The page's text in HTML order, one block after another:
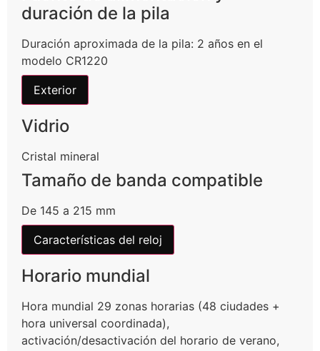
duración de la pila
Duración aproximada de la pila: 2 años en el
modelo CR1220
Exterior
Vidrio
Cristal mineral
Tamaño de banda compatible
De 145 a 215 mm
Características del reloj
Horario mundial
Hora mundial 29 zonas horarias (48 ciudades +
hora universal coordinada),
activación/desactivación del horario de verano,